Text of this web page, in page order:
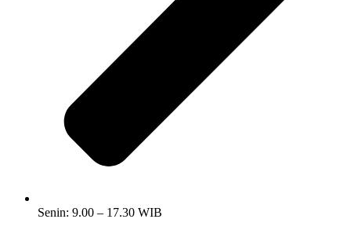
Senin: 9.00 – 17.30 WIB